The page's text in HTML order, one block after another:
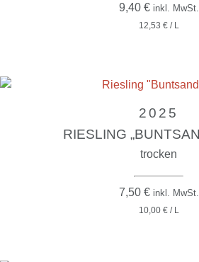
9,40 € inkl. MwSt.
12,53 € / L
2025
RIESLING
trocken
7,50 € inkl. MwSt.
10,00 € / L